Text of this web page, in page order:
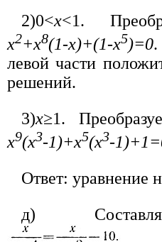
2)0<x<1.
x2+x8(1-x)+(1-x5)=0
левой части
решений.
3)x≥1.
x9(x3-1)+x5(x3-
Ответ: уравнение
д)